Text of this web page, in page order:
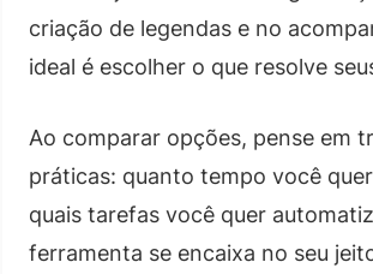
criação de legendas e no
ideal é escolher o que resolve
Ao comparar opções, pense em
práticas: quanto tempo você
quais tarefas você quer
ferramenta se encaixa no seu